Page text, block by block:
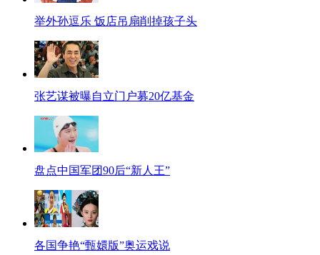
举外孙逗乐 饭店吊扇削掉孩子头
张艺谋被曝自立门户募20亿基金
盘点中国军团90后“新人王”
各国争艳“甄嬛版”奥运戏说